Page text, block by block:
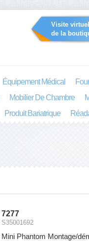
Visite
de la
Équipement Médical
Mobilier De Chambre
Produit Bariatrique
7277
S35001692
Mini Phantom Montage/